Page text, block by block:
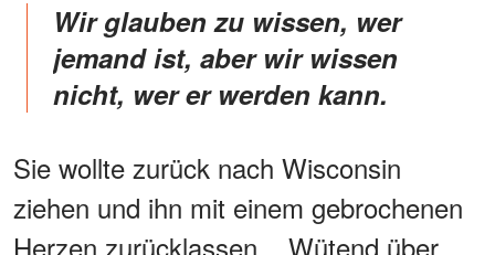
Wir glauben zu wissen, wer
jemand ist, aber wir wissen
nicht, wer er werden kann.
Sie wollte zurück nach Wisconsin
ziehen und ihn mit einem gebrochenen
Herzen zurücklassen... Wütend über